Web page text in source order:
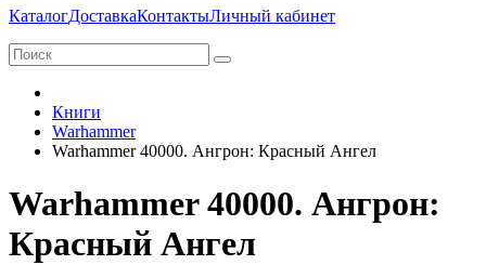
КаталогДоставкаКонтактыЛичный кабинет
Книги
Warhammer
Warhammer 40000. Ангрон: Красный Ангел
Warhammer 40000. Ангрон:
Красный Ангел